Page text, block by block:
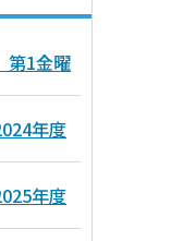
第1金曜
年度
年度